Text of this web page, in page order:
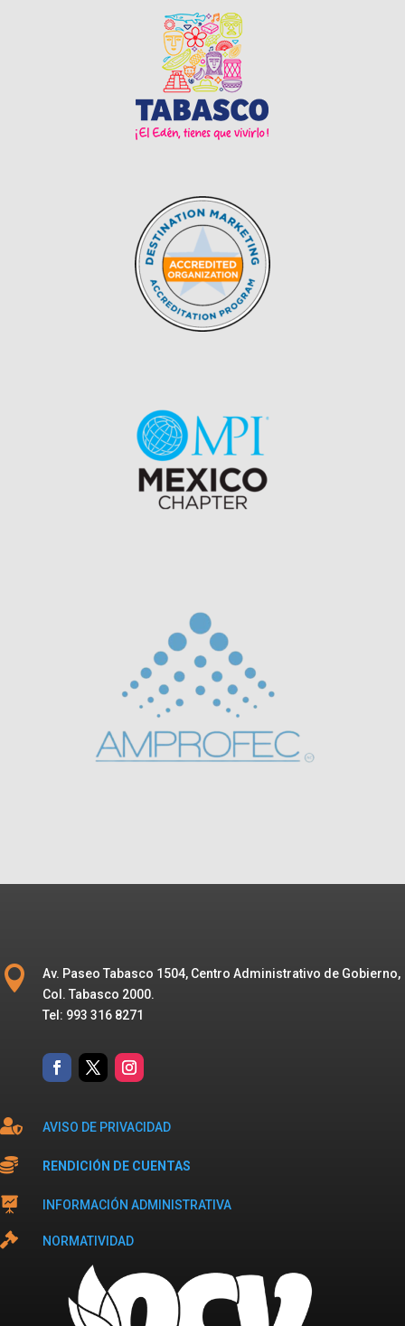

Av. Paseo Tabasco 1504, Centro Administrativo de Gobierno,
Col. Tabasco 2000.
Tel: 993 316 8271
 AVISO DE PRIVACIDAD
 RENDICIÓN DE CUENTAS
 INFORMACIÓN ADMINISTRATIVA
 NORMATIVIDAD